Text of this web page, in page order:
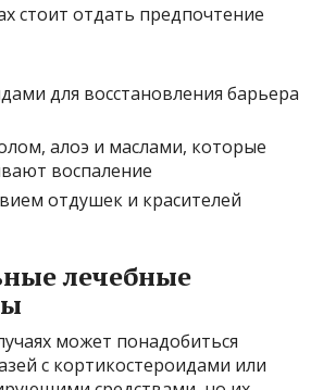
стоит отдать предпочтение
для восстановления барьера
алоэ и маслами, которые
воспаление
отдушек и красителей
лечебные
может понадобиться
с кортикостероидами или